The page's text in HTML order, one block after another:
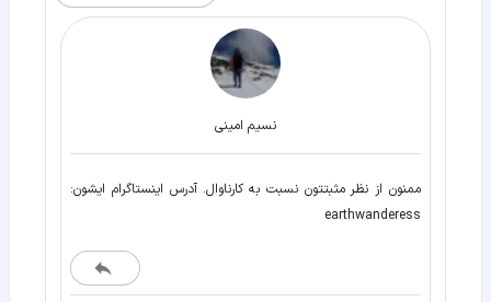
نسیم امینی
ممنون از نظر مثبتتون نسبت به کارناوال. آدرس اینستاگرام ایشون:
earthwanderess